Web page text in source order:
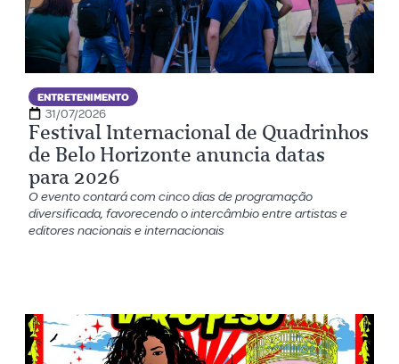
ENTRETENIMENTO
31/07/2026
Festival Internacional de Quadrinhos
de Belo Horizonte anuncia datas
para 2026
O evento contará com cinco dias de programação
diversificada, favorecendo o intercâmbio entre artistas e
editores nacionais e internacionais